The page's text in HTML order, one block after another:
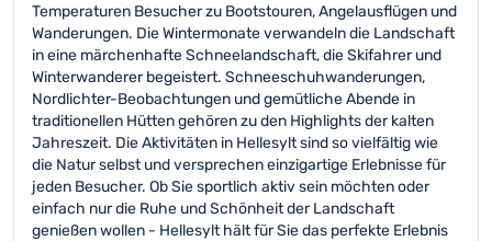
Temperaturen Besucher zu Bootstouren, Angelausflügen und
Wanderungen. Die Wintermonate verwandeln die Landschaft
in eine märchenhafte Schneelandschaft, die Skifahrer und
Winterwanderer begeistert. Schneeschuhwanderungen,
Nordlichter-Beobachtungen und gemütliche Abende in
traditionellen Hütten gehören zu den Highlights der kalten
Jahreszeit. Die Aktivitäten in Hellesylt sind so vielfältig wie
die Natur selbst und versprechen einzigartige Erlebnisse für
jeden Besucher. Ob Sie sportlich aktiv sein möchten oder
einfach nur die Ruhe und Schönheit der Landschaft
genießen wollen - Hellesylt hält für Sie das perfekte Erlebnis